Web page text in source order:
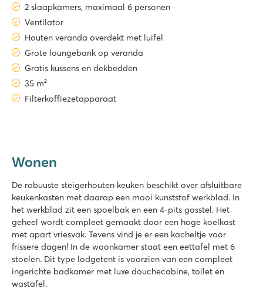
2 slaapkamers, maximaal 6 personen
Ventilator
Houten veranda overdekt met luifel
Grote loungebank op veranda
Gratis kussens en dekbedden
35 m²
Filterkoffiezetapparaat
Wonen
De robuuste steigerhouten keuken beschikt over afsluitbare
keukenkasten met daarop een mooi kunststof werkblad. In
het werkblad zit een spoelbak en een 4-pits gasstel. Het
geheel wordt compleet gemaakt door een hoge koelkast
met apart vriesvak. Tevens vind je er een kacheltje voor
frissere dagen! In de woonkamer staat een eettafel met 6
stoelen. Dit type lodgetent is voorzien van een compleet
ingerichte badkamer met luxe douchecabine, toilet en
wastafel.